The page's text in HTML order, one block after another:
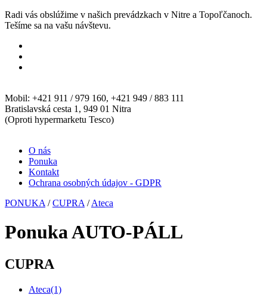
Radi vás obslúžime v našich prevádzkach v Nitre a Topoľčanoch.
Tešíme sa na vašu návštevu.
Mobil: +421 911 / 979 160, +421 949 / 883 111
Bratislavská cesta 1, 949 01 Nitra
(Oproti hypermarketu Tesco)
O nás
Ponuka
Kontakt
Ochrana osobných údajov - GDPR
PONUKA / CUPRA / Ateca
Ponuka AUTO-PÁLL
CUPRA
Ateca(1)